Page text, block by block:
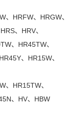
、HRFW、HRGW、
、HRV、
、HR45TW、
、 HR15W、
、HR15TW、
、HV、HBW